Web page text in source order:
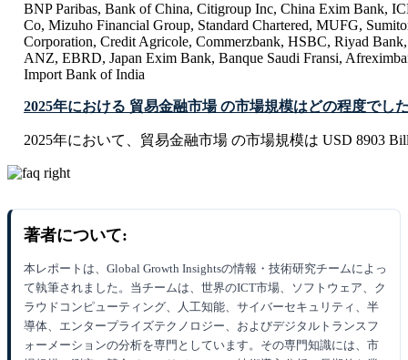
BNP Paribas, Bank of China, Citigroup Inc, China Exim Bank,
Co, Mizuho Financial Group, Standard Chartered, MUFG,
Corporation, Credit Agricole, Commerzbank, HSBC, Riyad
ANZ, EBRD, Japan Exim Bank, Banque Saudi Fransi,
Import Bank of India
2025年における 貿易金融市場 の市場規模はどの程度でし
2025年において、貿易金融市場 の市場規模は USD 8903
著者について:
本レポートは、Global Growth Insightsの情報・技術研究チームによっ
て執筆されました。当チームは、世界のICT市場、ソフトウェア、ク
ラウドコンピューティング、人工知能、サイバーセキュリティ、半
導体、エンタープライズテクノロジー、およびデジタルトランスフ
ォーメーションの分析を専門としています。その専門知識には、市